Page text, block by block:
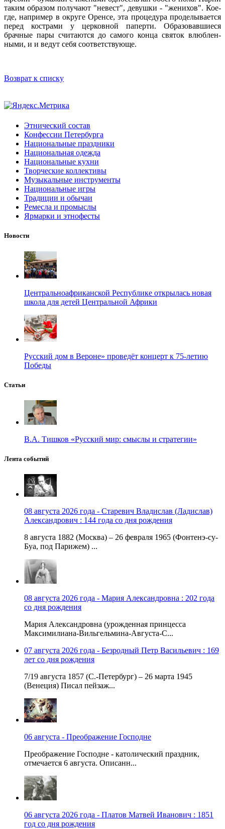
таким образом получают "невест", девушки - "женихов". Кое-
где, например в округе Оренсе, эта процедура проделывается
перед кострами у церковной паперти. Образовавшиеся
брачные пары считаются до самого конца святок влюблен-
ными, и и ведут себя соответствующе.
Возврат к списку
Этнический состав
Конфессии Петербурга
Национальные праздники
Национальная одежда
Национальные кухни
Творческие коллективы
Музыкальные инструменты
Национальные игры
Традиции и обычаи
Ремесла и промыслы
Ярмарки и этнофесты
Новости
Центральноафриканской Республике открылась новая
школа для детей Центральной Африки
Русский дом в Вероне» проведёт концерт к 75-летию
Победы
Статьи
В.А. Тишков «Русский мир: смыслы и стратегии»
Лента событий
08 августа 2026 года - Старевич Владислав (Ладислав)
Александрович : 144 года со дня рождения
8 августа 1882 (Москва) – 26 февраля 1965 (Фонтенэ-су-
Буа, под Парижем) ...
08 августа 2026 года - Мария Александровна : 202 года
со дня рождения
Мария Александровна (урожденная принцесса
Максимилиана-Вильгельмина-Августа-С...
07 августа 2026 года - Безродный Петр Васильевич : 169
лет со дня рождения
7/19 августа 1857 (С.-Петербург) – 26 марта 1945
(Венеция) Писал пейзаж...
06 августа - Преображение Господне
Преображение Господне - католический праздник,
отмечается 6 августа. Описанн...
06 августа 2026 года - Платов Матвей Иванович : 1851
год со дня рождения